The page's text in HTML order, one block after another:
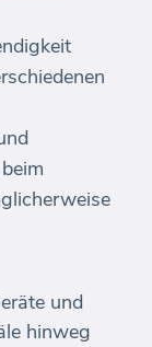
und
hinweg